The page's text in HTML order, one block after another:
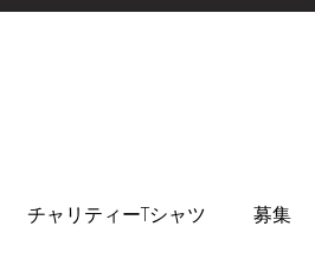
チャリティーTシャツ 募集